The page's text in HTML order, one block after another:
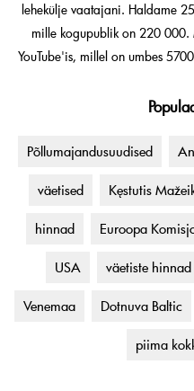
lehekülje vaatajani. Haldame
mille kogupublik on 220
YouTube'is, millel on umbes
Põllumajandusuudised
väetised Kęstutis
hinnad Euroopa
USA väetiste hinnad
Venemaa Dotnuva Baltic
piima